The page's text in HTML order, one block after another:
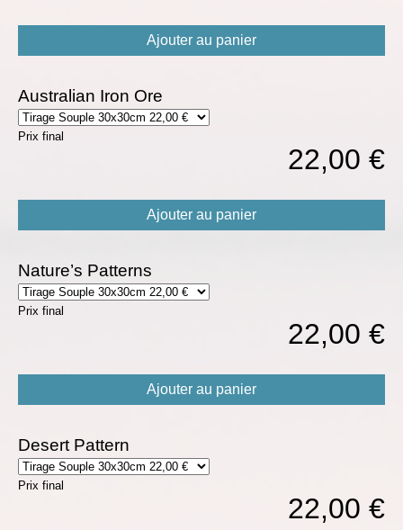
Ajouter au panier
Australian Iron Ore
22,00 €
Prix final
Ajouter au panier
Nature’s Patterns
22,00 €
Prix final
Ajouter au panier
Desert Pattern
22,00 €
Prix final